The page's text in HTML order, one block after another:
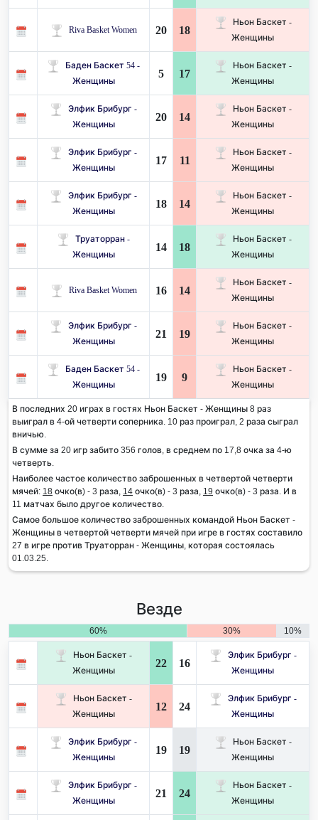
Riva Basket Women 20 18
Ньон Баскет -
Женщины
Баден Баскет 54 -
Женщины
5 17
Ньон Баскет -
Женщины
Элфик Брибург -
Женщины
20 14
Ньон Баскет -
Женщины
Элфик Брибург -
Женщины
17 11
Ньон Баскет -
Женщины
Элфик Брибург -
Женщины
18 14
Ньон Баскет -
Женщины
Труаторран -
Женщины
14 18
Ньон Баскет -
Женщины
Riva Basket Women 16 14
Ньон Баскет -
Женщины
Элфик Брибург -
Женщины
21 19
Ньон Баскет -
Женщины
Баден Баскет 54 -
Женщины
19 9
Ньон Баскет -
Женщины
В последних 20 играх в гостях Ньон Баскет - Женщины 8 раз
выиграл в 4-ой четверти соперника. 10 раз проиграл, 2 раза сыграл
вничью.
В сумме за 20 игр забито 356 голов, в среднем по 17,8 очка за 4-ю
четверть.
Наиболее частое количество заброшенных в четвертой четверти
мячей: 18 очко(в) - 3 раза, 14 очко(в) - 3 раза, 19 очко(в) - 3 раза. И в
11 матчах было другое количество.
Самое большое количество заброшенных командой Ньон Баскет -
Женщины в четвертой четверти мячей при игре в гостях составило
27 в игре против Труаторран - Женщины, которая состоялась
01.03.25.
Везде
60% 30% 10%
Ньон Баскет -
Женщины
22 16
Элфик Брибург -
Женщины
Ньон Баскет -
Женщины
12 24
Элфик Брибург -
Женщины
Элфик Брибург -
Женщины
19 19
Ньон Баскет -
Женщины
Элфик Брибург -
Женщины
21 24
Ньон Баскет -
Женщины